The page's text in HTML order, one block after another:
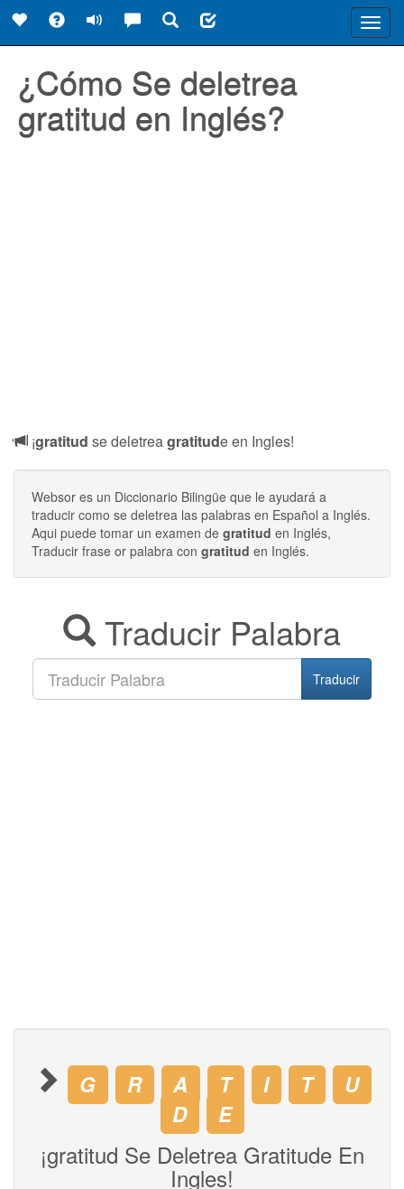
¿Cómo Se deletrea
gratitud en Inglés?
¡gratitud se deletreagratitude en Ingles!
Websor es un Diccionario Bilingüe que le ayudará a
traducir como se deletrea las palabras en Español a Inglés.
Aqui puede tomar un examen de gratitud en Inglés,
Traducir frase or palabra con gratitud en Inglés.
Traducir Palabra
Traducir
G R A T I T
U
D
E
¡gratitud Se Deletrea Gratitude En
Ingles!